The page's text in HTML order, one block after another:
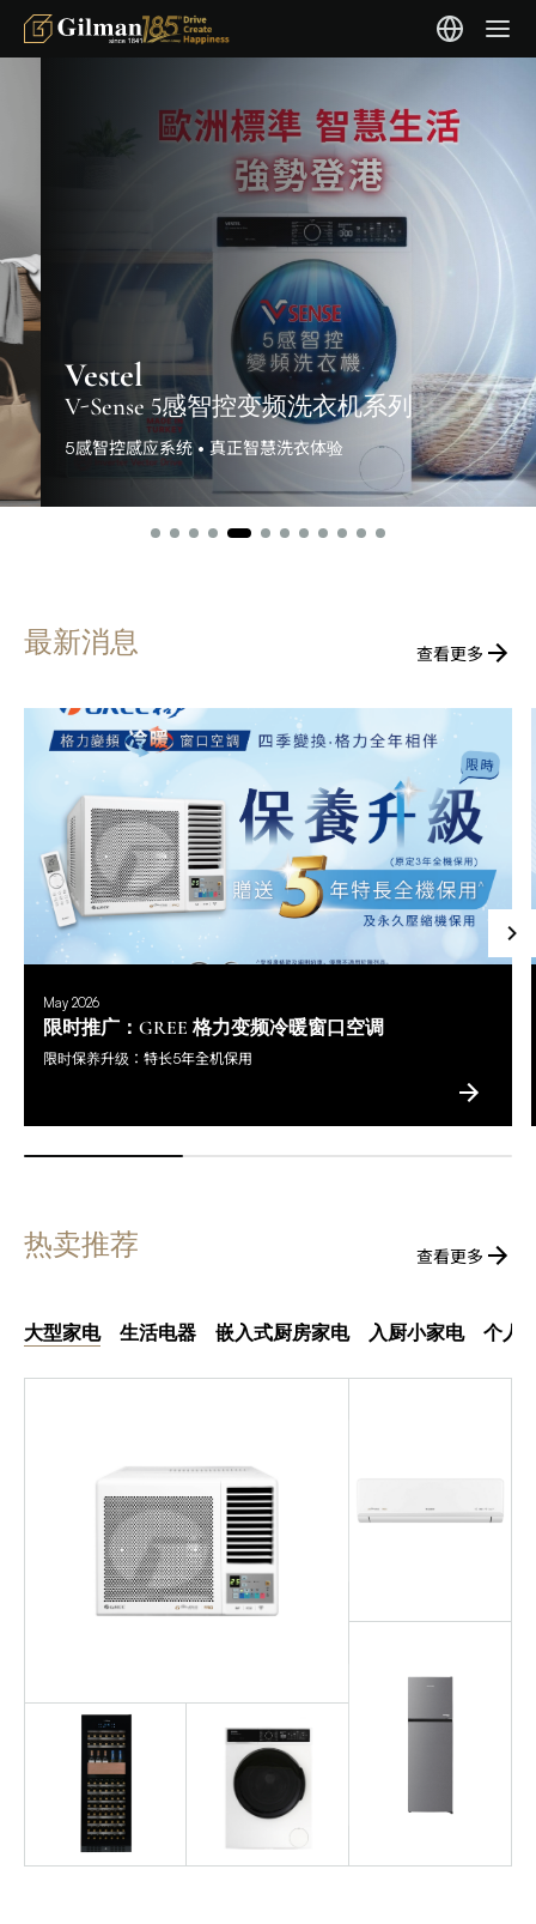
Vestel
V-Sense 5感智控变频洗衣机系列
5感智控感应系统 • 真正智慧洗衣体验
最新消息 查看更多
May 2026
限时推广：GREE 格力变频冷暖窗口空调
限时保养升级：特长5年全机保用
热卖推荐 查看更多
大型家电 生活电器 嵌入式厨房家电 入厨小家电 个人